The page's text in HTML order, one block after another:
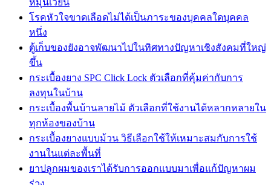
โรคหัวใจขาดเลือดไม่ได้เป็นภาระของบุคคลใดบุคคล
หนึ่ง
ตู้เก็บของยังอาจพัฒนาไปในทิศทางปัญหาเชิงสังคมที่ใหญ่
ขึ้น
กระเบื้องยาง SPC Click Lock ตัวเลือกที่คุ้มค่ากับการ
ลงทุนในบ้าน
กระเบื้องพื้นบ้านลายไม้ ตัวเลือกที่ใช้งานได้หลากหลายใน
ทุกห้องของบ้าน
กระเบื้องยางแบบม้วน วิธีเลือกใช้ให้เหมาะสมกับการใช้
งานในแต่ละพื้นที่
ยาปลูกผมของเราได้รับการออกแบบมาเพื่อแก้ปัญหาผม